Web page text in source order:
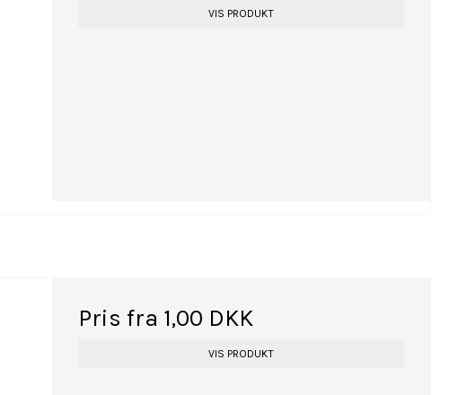
VIS PRODUKT
Pris fra 1,00 DKK
VIS PRODUKT